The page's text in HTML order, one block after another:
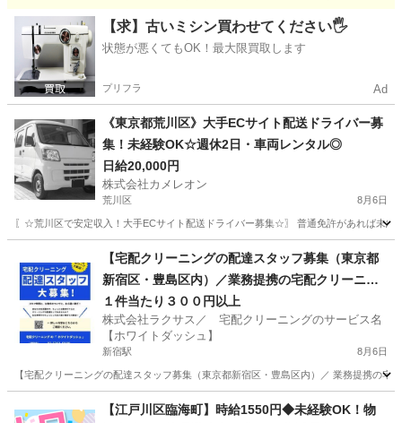
東京 中央区 ドライバー 時給
【求】古いミシン買わせてください🖐️
状態が悪くてもOK！最大限買取します
プリフラ Ad
《東京都荒川区》大手ECサイト配送ドライバー募
集！未経験OK☆週休2日・車両レンタル◎
日給20,000円
株式会社カメレオン
荒川区 8月6日
〖☆荒川区で安定収入！大手ECサイト配送ドライバー募集☆〗 普通免許があれば未
ドライバー 積み込み
【宅配クリーニングの配達スタッフ募集（東京都
新宿区・豊島区内）／業務提携の宅配クリーニン
グ店募集】
１件当たり３００円以上
株式会社ラクサス／ 宅配クリーニングのサービス名
【ホワイトダッシュ】
新宿駅 8月6日
【宅配クリーニングの配達スタッフ募集（東京都新宿区・豊島区内）／ 業務提携の
新宿駅 ドライバー 東京 豊島区 池袋駅
【江戸川区臨海町】時給1550円◆未経験OK！物